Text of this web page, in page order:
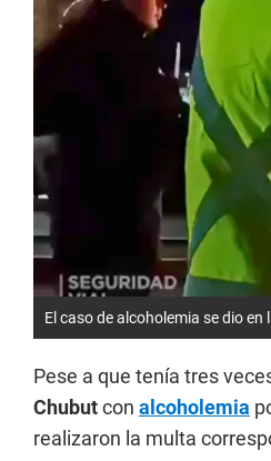
El caso de alcoholemia se dio
Pese a que tenía tres
Chubutcon alcoholemia
realizaron la multa